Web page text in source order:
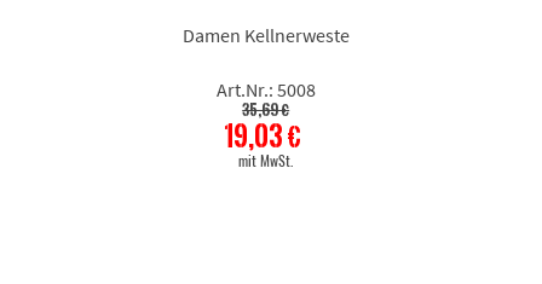
Damen Kellnerweste
Art.Nr.: 5008
35,69 €
19,03 €
mit MwSt.